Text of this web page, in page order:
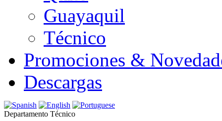
Guayaquil
Técnico
Promociones &
Descargas
Departamento Técnico